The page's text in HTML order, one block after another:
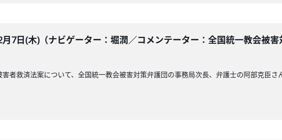
7日(木)（ナビゲーター：堀潤／コメンテーター：全国統一教会被
者救済法案について、全国統一教会被害対策弁護団の事務局次長、弁護士の阿部克臣さ